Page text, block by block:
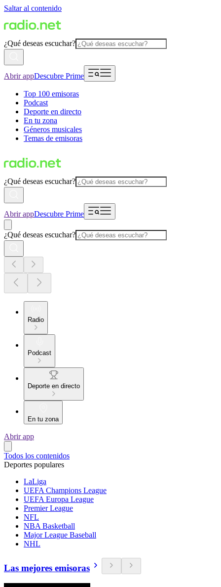
Saltar al contenido
¿Qué deseas escuchar?
Abrir appDescubre Prime
Top 100 emisoras
Podcast
Deporte en directo
En tu zona
Géneros musicales
Temas de emisoras
¿Qué deseas escuchar?
Abrir appDescubre Prime
¿Qué deseas escuchar?
Radio
Podcast
Deporte en directo
En tu zona
Abrir app
Todos los contenidos
Deportes populares
LaLiga
UEFA Champions League
UEFA Europa League
Premier League
NFL
NBA Basketball
Major League Baseball
NHL
Las mejores emisoras